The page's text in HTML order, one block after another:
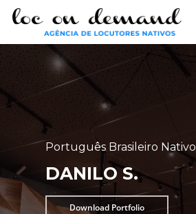
Skip
main
Português Brasileiro Nativo
DANILO S.
Download Portfolio